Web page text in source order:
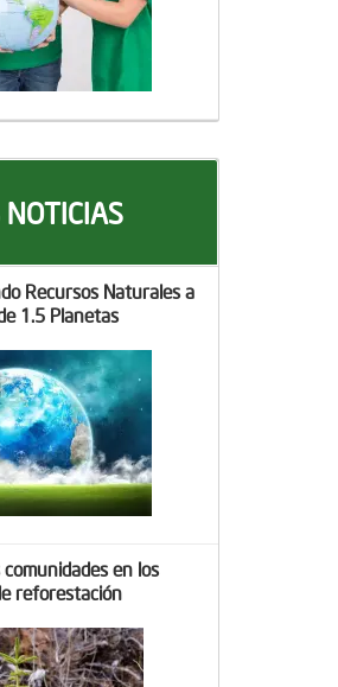
Recursos Naturales a
1.5 Planetas
en los
reforestación